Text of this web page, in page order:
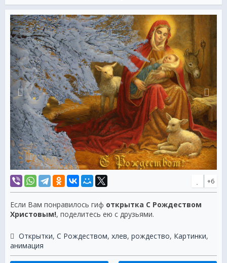
+6
Если Вам понравилось гиф открытка С Рождеством
Христовым!, поделитесь ею с друзьями.
Открытки, С Рождеством, хлев, рождество, Картинки,
анимация